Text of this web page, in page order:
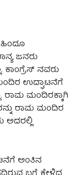
ಜನರು
ಕಾಂಗ್ರೆಸ್ ‌ನವರು
ಉದ್ಘಾಟನೆಗೆ
ರಾಮ ಮಂದಿರಕ್ಕಾಗಿ
ರಾಮ ಮಂದಿರ
ಅದರಲ್ಲಿ
ಅಂತಿನ